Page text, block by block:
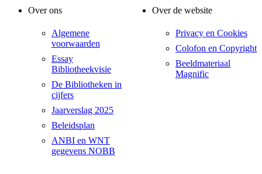
Over ons
Algemene
voorwaarden
Essay
Bibliotheekvisie
De Bibliotheken in
cijfers
Jaarverslag 2025
Beleidsplan
ANBI en WNT
gegevens NOBB
Over de website
Privacy en Cookies
Colofon en Copyright
Beeldmateriaal
Magnific